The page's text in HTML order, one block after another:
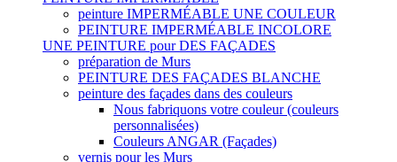
peinture IMPERMÉABLE UNE COULEUR
PEINTURE IMPERMÉABLE INCOLORE
UNE PEINTURE pour DES FAÇADES
préparation de Murs
PEINTURE DES FAÇADES BLANCHE
peinture des façades dans des couleurs
Nous fabriquons votre couleur (couleurs
personnalisées)
Couleurs ANGAR (Façades)
vernis pour les Murs